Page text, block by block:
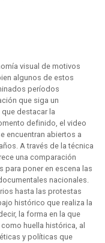
visual de motivos
algunos de estos
períodos
que siga un
destacar la
definido, el video
encuentran abiertos a
A través de la técnica
una comparación
para poner en escena las
nacionales.
hasta las protestas
histórico que realiza la
la forma en la que
huella histórica, al
y políticas que